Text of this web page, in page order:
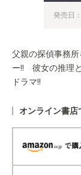
発売日
父親の探偵事務
ー!! 彼女の推理
ドラマ!!
オンライン書店